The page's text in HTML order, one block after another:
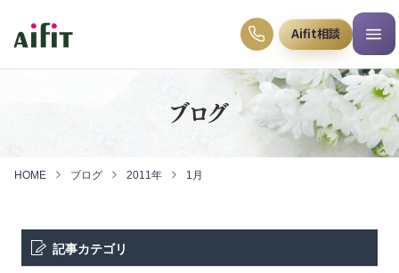
Aifit相談
ブログ
HOME ブログ 2011年 1月
記事カテゴリ